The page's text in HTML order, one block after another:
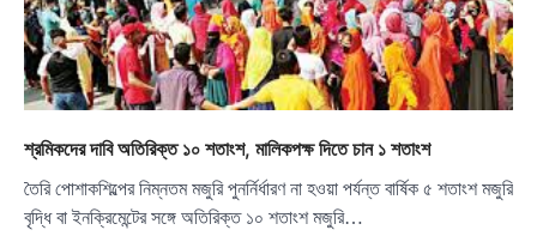
শ্রমিকদের দাবি অতিরিক্ত ১০ শতাংশ, মালিকপক্ষ দিতে চান ১ শতাংশ
তৈরি পোশাকশিল্পের নিম্নতম মজুরি পুনর্নির্ধারণ না হওয়া পর্যন্ত বার্ষিক ৫ শতাংশ মজুরি
বৃদ্ধি বা ইনক্রিমেন্টের সঙ্গে অতিরিক্ত ১০ শতাংশ মজুরি…